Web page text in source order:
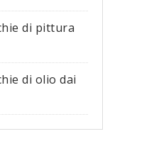
di pittura
di olio dai